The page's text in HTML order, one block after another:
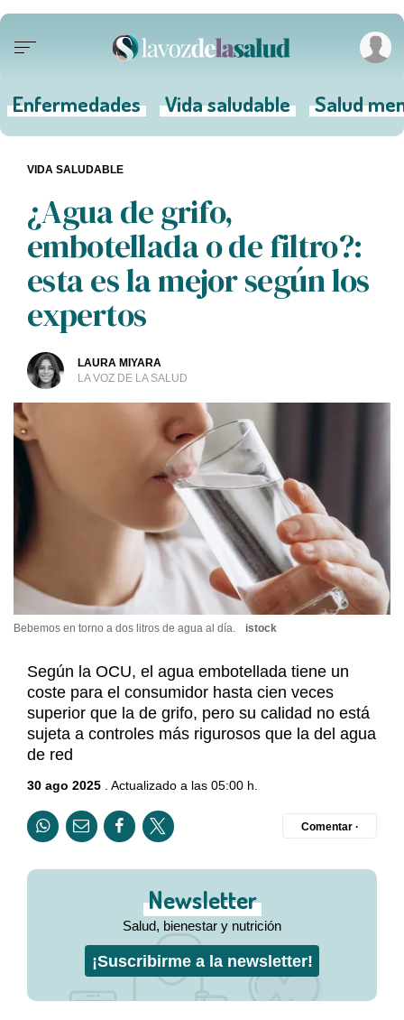
Enfermedades Vida saludable Salud
¿Agua de grifo,
embotellada o de filtro?:
esta es la mejor según los
expertos
LAURA MIYARA
LA VOZ DE LA SALUD
VIDA SALUDABLE
Bebemos en torno a dos litros de agua al día. istock
Según la OCU, el agua embotellada tiene un
coste para el consumidor hasta cien veces
superior que la de grifo, pero su calidad no está
sujeta a controles más rigurosos que la del agua
de red
30 ago 2025 . Actualizado a las 05:00 h.
Comentar ·
Newsletter
Salud, bienestar y nutrición
¡Suscribirme a la newsletter!